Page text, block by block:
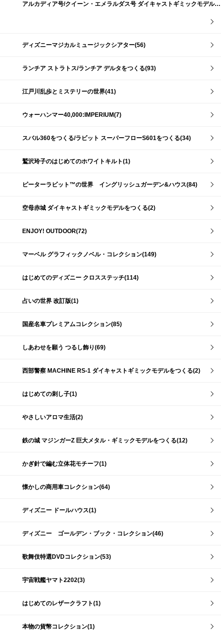
アルカディア号/クイーン・エメラルダス号 ダイキャストギミックモデルをつくる(159)
ディズニーマジカルミュージックシアター(56)
ランチア ストラトス/ランチア デルタをつくる(93)
江戸川乱歩とミステリーの世界(41)
ウォーハンマー40,000:IMPERIUM(7)
スバル360をつくる/ラビット スーパーフローS601をつくる(34)
鷲沢玲子のはじめてのホワイトキルト(1)
ピーターラビット™の世界 イングリッシュガーデン&ハウス(84)
空母赤城 ダイキャストギミックモデルをつくる(2)
ENJOY! OUTDOOR(72)
マーベル グラフィックノベル・コレクション(149)
はじめてのディズニー クロスステッチ(114)
占いの世界 改訂版(1)
国産名車プレミアムコレクション(85)
しあわせを願う つるし飾り(69)
西部警察 MACHINE RS-1 ダイキャストギミックモデルをつくる(2)
はじめての刺し子(1)
やさしいアロマ生活(2)
鉄の城 マジンガーZ 巨大メタル・ギミックモデルをつくる(12)
かぎ針で編む立体花モチーフ(1)
懐かしの商用車コレクション(64)
ディズニー ドールハウス(1)
ディズニー ゴールデン・ブック・コレクション(46)
歌舞伎特選DVDコレクション(53)
宇宙戦艦ヤマト2202(3)
はじめてのレザークラフト(1)
本物の貨幣コレクション(1)